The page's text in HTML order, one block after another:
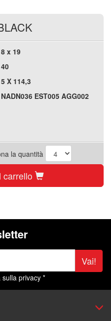
8 x 19
40
5 X 114,3
NADN036 EST005 AGG002
la quantità
carrello
Vai!
privacy *